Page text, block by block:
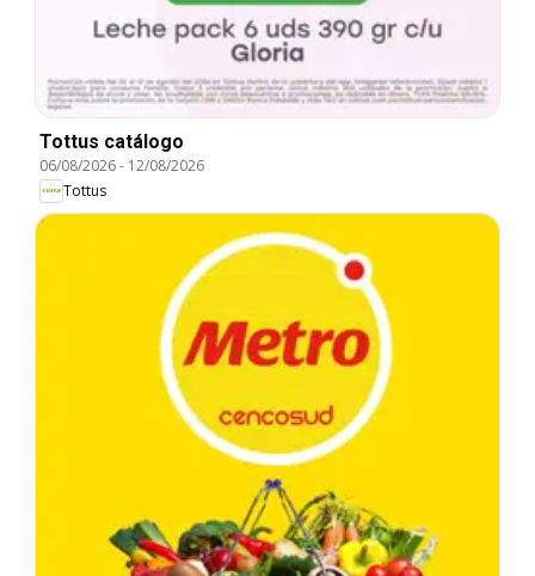
Tottus catálogo
06/08/2026- 12/08/2026
Tottus